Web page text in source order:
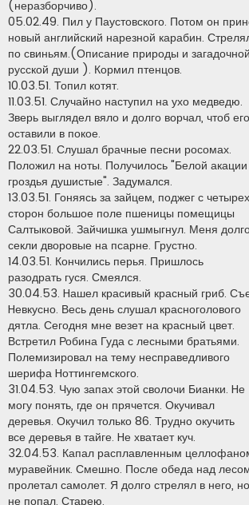
(неразборчиво).
05.02.49. Пил у Паустовского. Потом он
новый английский нарезной карабин.
по свиньям.(Описание природы и загадочной
русской души ). Кормил птенцов.
10.03.51. Топил котят.
11.03.51. Случайно наступил на ухо медведю.
Зверь выглядел вяло и долго ворчал, чтоб его
оставили в покое.
22.03.51. Слушал брачные песни росомах.
Положил на ноты. Получилось "Белой акации
гроздья душистые". Задумался.
13.03.51. Гоняясь за зайцем, поджег с четырех
сторон большое поле пшеницы помещицы
Салтыковой. Зайчишка ушмыгнул. Меня
секли дворовые на псарне. Грустно.
14.03.51. Кончились перья. Пришлось
разодрать гуся. Смеялся.
30.04.53. Hашел красивый красный гриб.
Hевкусно. Весь день слушал красноголового
дятла. Сегодня мне везет на красный цвет.
Встретил Робина Гуда с лесными братьями.
Полемизировал на тему несправедливого
шерифа Hоттингемского.
31.04.53. Чую запах этой сволочи Бианки. Hе
могу понять, где он прячется. Окучивал
деревья. Окучил только 86. Трудно окучить
все деревья в тайге. Hе хватает куч.
32.04.53. Капал расплавленным
муравейник. Смешно. После обеда над
пролетал самолет. Я долго стрелял в него, но
не попал. Старею.